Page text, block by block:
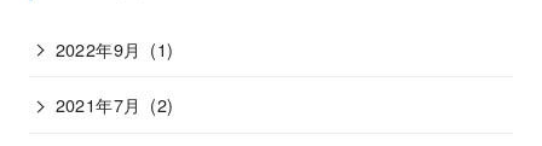
2022年9月 (1)
2021年7月 (2)